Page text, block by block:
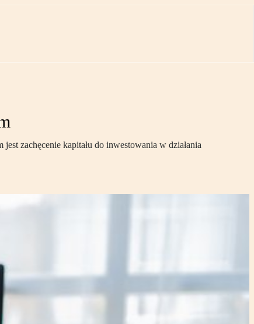
zachęcenie kapitału do inwestowania w działania